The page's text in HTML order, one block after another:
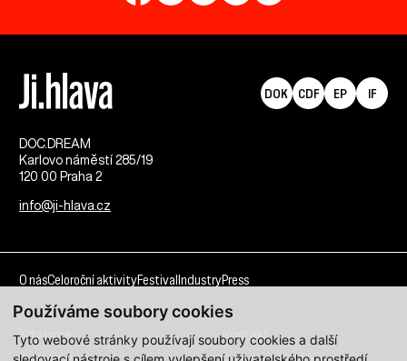
Používáme soubory cookies
Tyto webové stránky používají soubory cookies a další
DOC.DREAM​
Karlovo náměstí 285/19
120 00 Praha 2
info@ji-hlava.cz
DOK CDF EP IF
O násCeloroční aktivityFestival IndustryPress
Kdo jsme
Kontakt